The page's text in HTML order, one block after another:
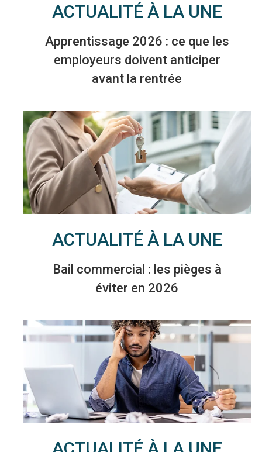
ACTUALITÉ À LA UNE
Apprentissage 2026 : ce que les
employeurs doivent anticiper
avant la rentrée
ACTUALITÉ À LA UNE
Bail commercial : les pièges à
éviter en 2026